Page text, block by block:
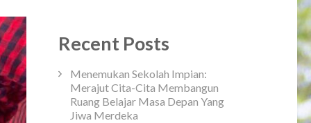
Recent Posts
Menemukan Sekolah Impian:
Merajut Cita-Cita Membangun
Ruang Belajar Masa Depan Yang
Jiwa Merdeka